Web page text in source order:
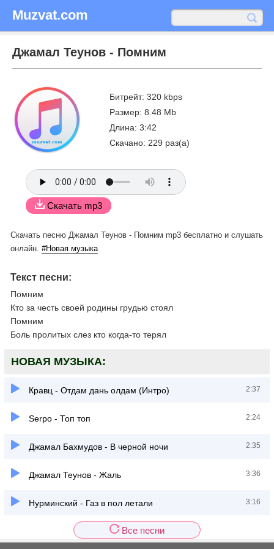
Muzvat.com
Джамал Теунов - Помним
Битрейт: 320 kbps
Размер: 8.48 Mb
Длина: 3:42
Скачано: 229 раз(а)
Скачать mp3
Скачать песню Джамал Теунов - Помним mp3 бесплатно и слушать
онлайн. #Новая музыка
Текст песни:
Помним
Кто за честь своей родины грудью стоял
Помним
Боль пролитых слез кто когда-то терял
НОВАЯ МУЗЫКА:
Кравц - Отдам дань олдам (Интро) 2:37
Serpo - Топ топ 2:24
Джамал Бахмудов - В черной ночи 2:35
Джамал Теунов - Жаль 3:36
Нурминский - Газ в пол летали 3:16
Все песни